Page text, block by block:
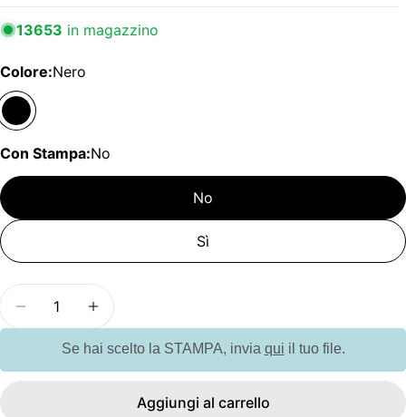
13653 in magazzino
Colore:Nero
Con Stampa:No
No
Sì
Diminuisci la quantità per GO8880 Organizer
Aumenta la quantità per GO8880
Se hai scelto la STAMPA, invia qui il tuo file.
Aggiungi al carrello